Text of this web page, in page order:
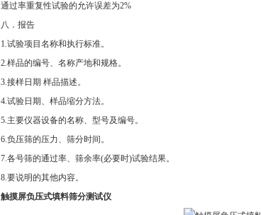
通过率重复性试验的允许误差为2%
八．报告
1.试验项目名称和执行标准。
2.样品的编号、名称产地和规格。
3.接样日期 样品描述。
4.试验日期、样品缩分方法。
5.主要仪器设备的名称、型号及编号。
6.负压筛的压力、筛分时间。
7.各号筛的通过率、筛余率(必要时)试验结果。
8.要说明的其他内容。
触摸屏负压式填料筛分测试仪